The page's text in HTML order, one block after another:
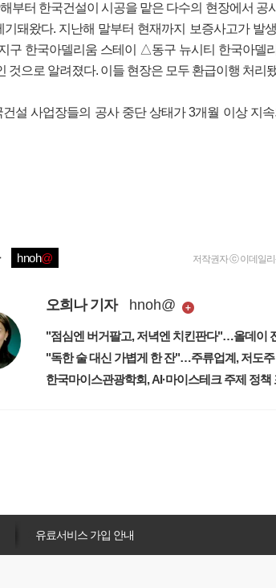
부터 한국건설이 시공을 맡은 다수의 현장에서 공
기돼왔다. 지난해 말부터 현재까지 보증사고가
구 한국아델리움 스테이 △동구 뉴시티 한국아델
것으로 알려졌다. 이들 현장은 모두 환급이행 처리
건설 사업장들의 공사 중단 상태가 3개월 이상 지
hnoh@ 저작권자 ⓒ 이데일리
오희나기자 hnoh@
"점심엔 버거팔고, 저녁엔 치킨판다"…올데이
"독한 술 대신 가볍게 한 잔"…주류업계, 저도
한국마이스관광학회, AI·마이스테크 주제 정책
1새로워진 마켓인, 성공투자 창을 열다
유료서비스 가입 안내
1새로워진 마켓인, 성공투자 창을 열다